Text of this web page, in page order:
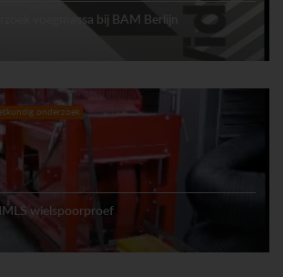
voegmassa bij BAM Berlijn
onderzoek
wielspoorproef